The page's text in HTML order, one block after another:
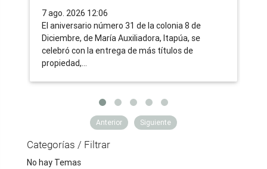
7 ago. 2026 12:06
​El aniversario número 31 de la colonia 8 de
Diciembre, de María Auxiliadora, Itapúa, se
celebró con la entrega de más títulos de
propiedad,…
Anterior Siguiente
Categorías / Filtrar
No hay Temas